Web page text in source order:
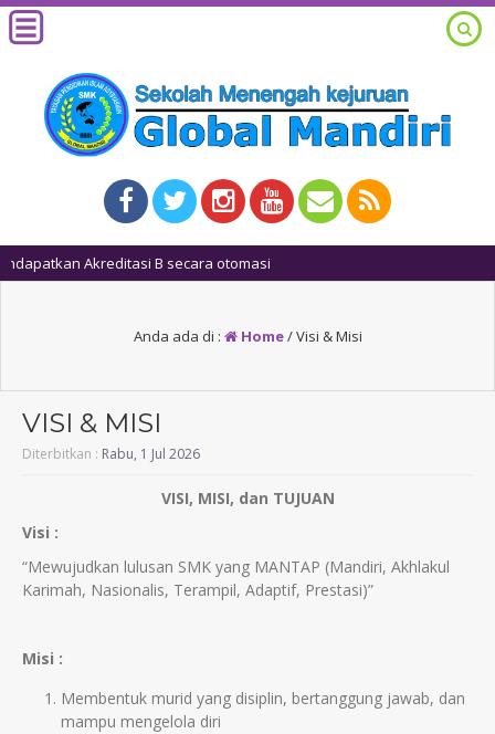
Anda ada di : Home/Visi & Misi
VISI & MISI
Diterbitkan : Rabu, 1 Jul 2026
VISI, MISI, dan TUJUAN
Visi :
“Mewujudkan lulusan SMK yang MANTAP (Mandiri, Akhlakul
Karimah, Nasionalis, Terampil, Adaptif, Prestasi)”
Misi :
Membentuk murid yang disiplin, bertanggung jawab, dan
mampu mengelola diri